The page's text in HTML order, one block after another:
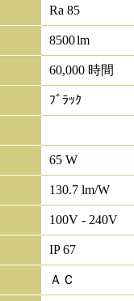
Ra 85
8500lm
60,000 時間
ﾌﾞﾗｯｸ
65 W
130.7 lm/W
100V - 240V
IP 67
ＡＣ